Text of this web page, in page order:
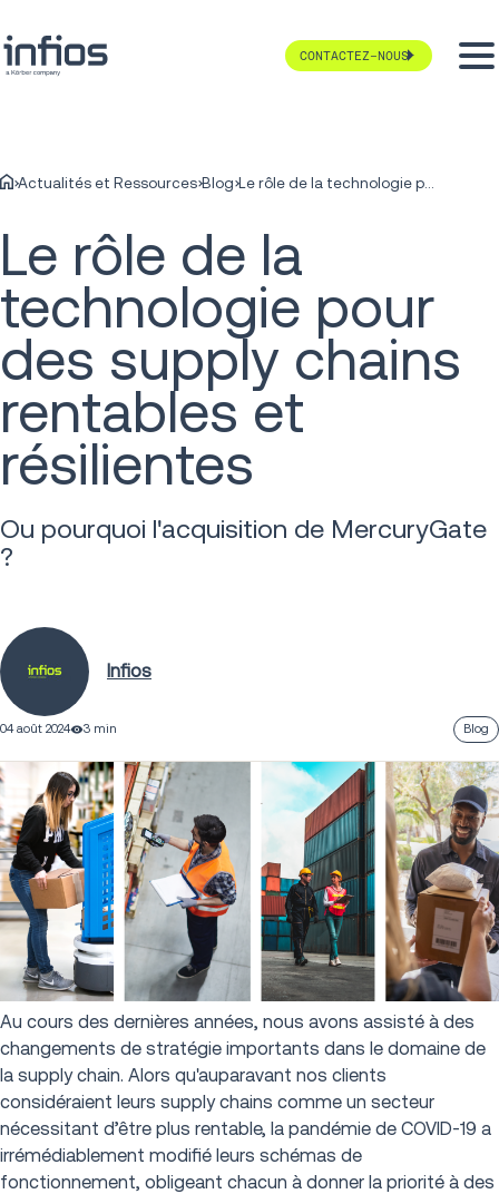
CONTACTEZ-NOUS
Actualités et Ressources Blog Le rôle de la technologie pour des supply chains rentables et résilientes
Le rôle de la
technologie pour
des supply chains
rentables et
résilientes
Ou pourquoi l'acquisition de MercuryGate
?
Infios
04 août 2024 3 min Blog
Au cours des dernières années, nous avons assisté à des
changements de stratégie importants dans le domaine de
la supply chain. Alors qu'auparavant nos clients
considéraient leurs supply chains comme un secteur
nécessitant d’être plus rentable, la pandémie de COVID-19 a
irrémédiablement modifié leurs schémas de
fonctionnement, obligeant chacun à donner la priorité à des